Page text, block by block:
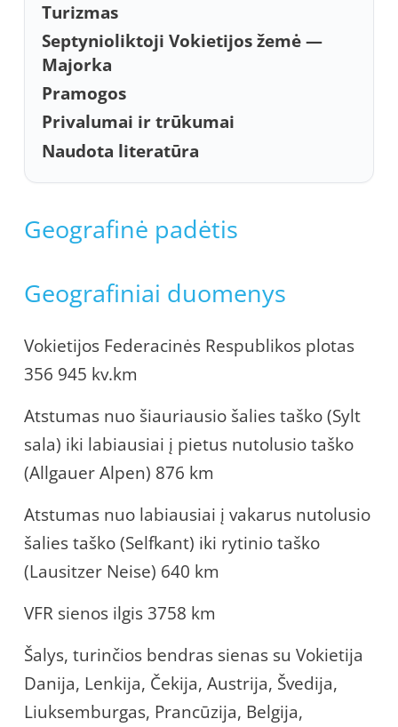
Turizmas
Septynioliktoji Vokietijos žemė —
Majorka
Pramogos
Privalumai ir trūkumai
Naudota literatūra
Geografinė padėtis
Geografiniai duomenys
Vokietijos Federacinės Respublikos plotas
356 945 kv.km
Atstumas nuo šiauriausio šalies taško (Sylt
sala) iki labiausiai į pietus nutolusio taško
(Allgauer Alpen) 876 km
Atstumas nuo labiausiai į vakarus nutolusio
šalies taško (Selfkant) iki rytinio taško
(Lausitzer Neise) 640 km
VFR sienos ilgis 3758 km
Šalys, turinčios bendras sienas su Vokietija
Danija, Lenkija, Čekija, Austrija, Švedija,
Liuksemburgas, Prancūzija, Belgija,